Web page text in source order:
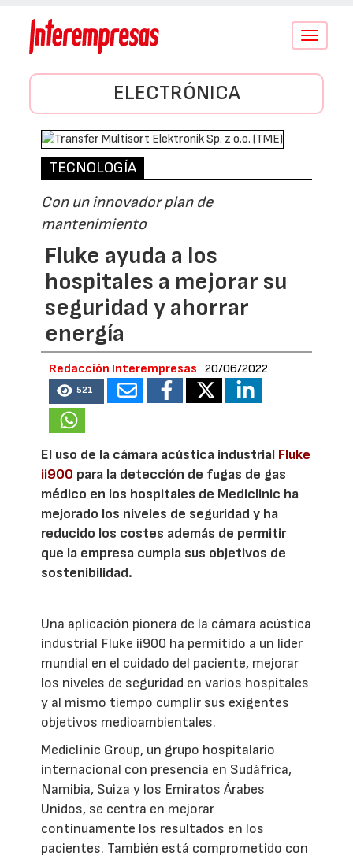
Conmutar
ELECTRÓNICA
TECNOLOGÍA
Con un innovador plan de
mantenimiento
Fluke ayuda a los
hospitales a mejorar su
seguridad y ahorrar
energía
Redacción Interempresas 20/06/2022
521
El uso de la cámara acústica industrial Fluke
ii900 para la detección de fugas de gas
médico en los hospitales de Mediclinic ha
mejorado los niveles de seguridad y ha
reducido los costes además de permitir
que la empresa cumpla sus objetivos de
sostenibilidad.
Una aplicación pionera de la cámara acústica
industrial Fluke ii900 ha permitido a un líder
mundial en el cuidado del paciente, mejorar
los niveles de seguridad en varios hospitales
y al mismo tiempo cumplir sus exigentes
objetivos medioambientales.
Mediclinic Group, un grupo hospitalario
internacional con presencia en Sudáfrica,
Namibia, Suiza y los Emiratos Árabes
Unidos, se centra en mejorar
continuamente los resultados en los
pacientes. También está comprometido con